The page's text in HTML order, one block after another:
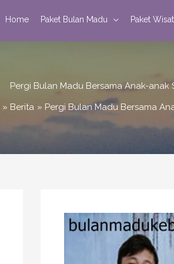
Home Paket Bulan Madu Paket
Pergi Bulan Madu Bersama Anak-anak
Berita Pergi Bulan Madu Bersama